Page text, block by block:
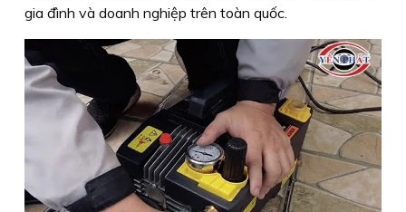
gia đình và doanh nghiệp trên toàn quốc.